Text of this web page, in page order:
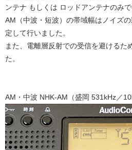
ンテナ もしくは ロッドアンテナのみで
AM（中波・短波）の帯域幅はノイズ
定して行いました。
また、電離層反射での受信を避けるた
た。
AM・中波 NHK-AM（盛岡 531kHz／